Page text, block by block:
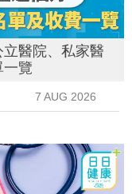
醫院、私家醫
一覽
7 AUG 2026